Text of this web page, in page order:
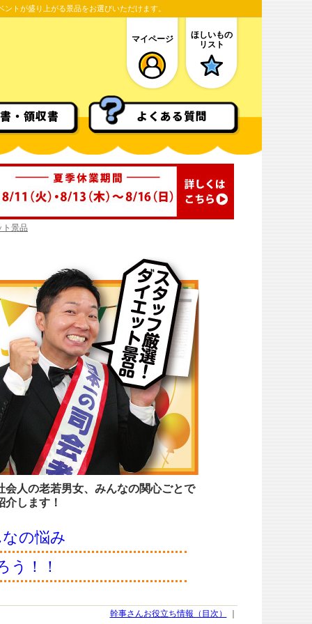
トが盛り上がる景品をお選びいただけます。
マイページ
ほしいもの
リスト
・領収書 よくある質問
ト景品
人の老若男女、みんなの関心ごとで
します！
の悩み
う！！
幹事さんお役立ち情報（目次）